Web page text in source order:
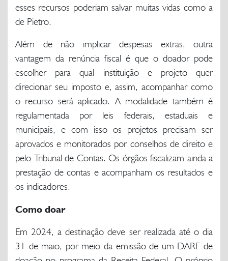
esses recursos poderiam salvar muitas vidas como a
de Pietro.
Além de não implicar despesas extras, outra
vantagem da renúncia fiscal é que o doador pode
escolher para qual instituição e projeto quer
direcionar seu imposto e, assim, acompanhar como
o recurso será aplicado. A modalidade também é
regulamentada por leis federais, estaduais e
municipais, e com isso os projetos precisam ser
aprovados e monitorados por conselhos de direito e
pelo Tribunal de Contas. Os órgãos fiscalizam ainda a
prestação de contas e acompanham os resultados e
os indicadores.
Como doar
Em 2024, a destinação deve ser realizada até o dia
31 de maio, por meio da emissão de um DARF de